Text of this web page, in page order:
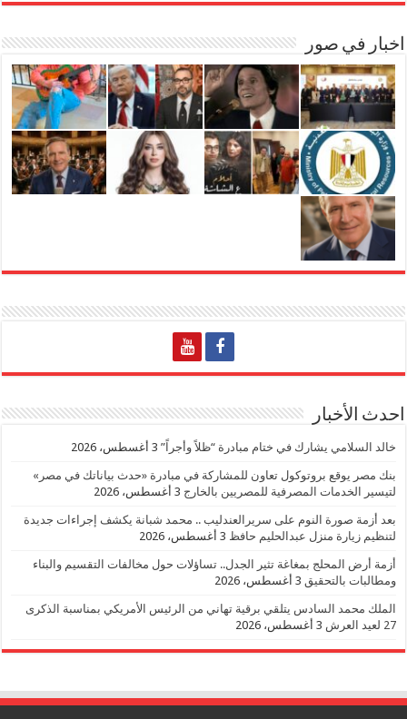
اخبار في صور
احدث الأخبار
خالد السلامي يشارك في ختام مبادرة “ظلاً وأجراً” 3 أغسطس، 2026
بنك مصر يوقع بروتوكول تعاون للمشاركة في مبادرة «حدث بياناتك في مصر»
لتيسير الخدمات المصرفية للمصريين بالخارج 3 أغسطس، 2026
بعد أزمة صورة النوم على سريرالعندليب .. محمد شبانة يكشف إجراءات جديدة
لتنظيم زيارة منزل عبدالحليم حافظ 3 أغسطس، 2026
أزمة أرض المحلج بمغاغة تثير الجدل.. تساؤلات حول مخالفات التقسيم والبناء
ومطالبات بالتحقيق 3 أغسطس، 2026
الملك محمد السادس يتلقي برقية تهاني من الرئيس الأمريكي بمناسبة الذكرى
27 لعيد العرش
3 أغسطس، 2026